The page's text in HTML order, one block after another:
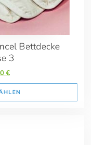
Bettdecke
3
€
€Aktueller
Preis
ist:
189,00 €.